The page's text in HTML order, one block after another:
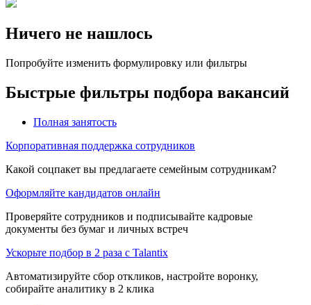
Ничего не нашлось
Попробуйте изменить формулировку или фильтры
Быстрые фильтры подбора вакансий
Полная занятость
Корпоративная поддержка сотрудников
Какой соцпакет вы предлагаете семейным сотрудникам?
Оформляйте кандидатов онлайн
Проверяйте сотрудников и подписывайте кадровые
документы без бумаг и личных встреч
Ускорьте подбор в 2 раза с Talantix
Автоматизируйте сбор откликов, настройте воронку,
собирайте аналитику в 2 клика